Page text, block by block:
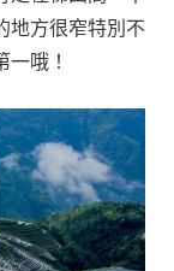
地方很窄特別不
哦！